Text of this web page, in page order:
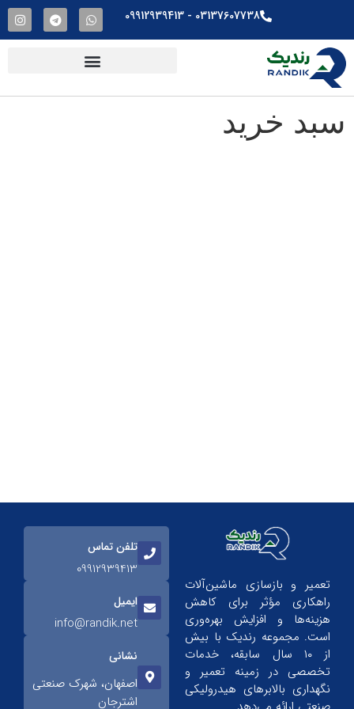
03137607738​ - 09912939413
سبد خرید
تعمیر و بازسازی ماشین‌آلات
راهکاری مؤثر برای کاهش
هزینه‌ها و افزایش بهره‌وری
است. مجموعه رندیک با بیش
از ۱۰ سال سابقه، خدمات
تخصصی در زمینه تعمیر و
نگهداری بالابرهای هیدرولیکی
تلفن تماس
09912939413
ایمیل
info@randik.net
نشانی
اصفهان، شهرک صنعتی
اشترجان